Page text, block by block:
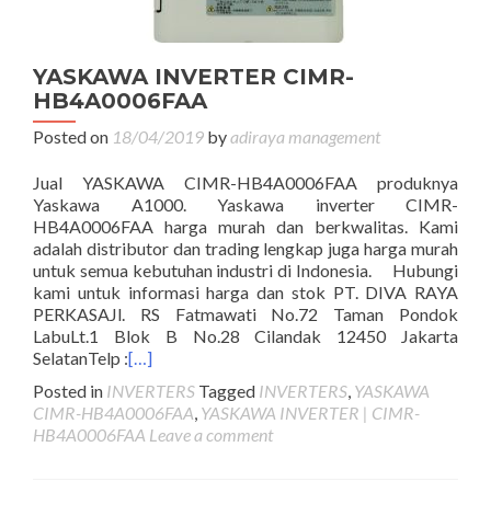
YASKAWA INVERTER CIMR-
HB4A0006FAA
Posted on 18/04/2019 byadiraya management
Jual YASKAWA CIMR-HB4A0006FAA produknya
Yaskawa A1000. Yaskawa inverter CIMR-
HB4A0006FAA harga murah dan berkwalitas. Kami
adalah distributor dan trading lengkap juga harga murah
untuk semua kebutuhan industri di Indonesia. Hubungi
kami untuk informasi harga dan stok PT. DIVA RAYA
PERKASAJl. RS Fatmawati No.72 Taman Pondok
LabuLt.1 Blok B No.28 Cilandak 12450 Jakarta
SelatanTelp :[…]
Posted in INVERTERS Tagged INVERTERS, YASKAWA
CIMR-HB4A0006FAA, YASKAWA INVERTER | CIMR-
HB4A0006FAA Leave a comment